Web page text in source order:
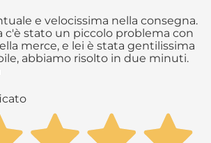
e velocissima nella consegna.
c'è stato un piccolo problema con
merce, e lei è stata gentilissima
abbiamo risolto in due minuti.